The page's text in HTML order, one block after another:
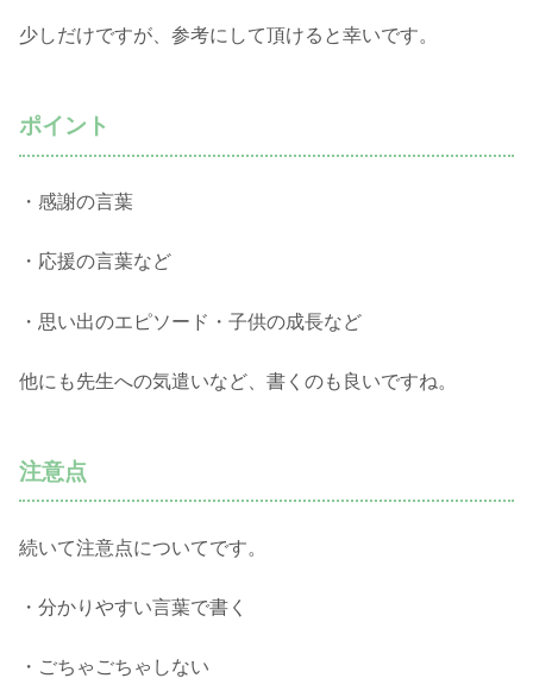
少しだけですが、参考にして頂けると幸いです。
ポイント
・感謝の言葉
・応援の言葉など
・思い出のエピソード・子供の成長など
他にも先生への気遣いなど、書くのも良いですね。
注意点
続いて注意点についてです。
・分かりやすい言葉で書く
・ごちゃごちゃしない